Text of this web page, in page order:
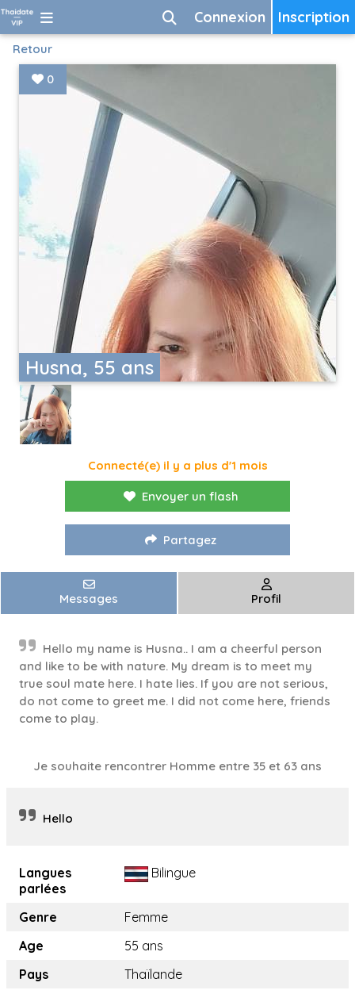
Inscription
Connexion
Retour
Husna, 55 ans
0
Connecté(e) il y a plus d'1 mois
Envoyer un flash
Partagez
Messages Profil
Hello my name is Husna.. I am a cheerful person
and like to be with nature. My dream is to meet my
true soul mate here. I hate lies. If you are not serious,
do not come to greet me. I did not come here, friends
come to play.
Je souhaite rencontrer Homme entre 35 et 63 ans
Hello
Langues
parlées
Bilingue
Genre
Femme
Age
55 ans
Pays
Thaïlande